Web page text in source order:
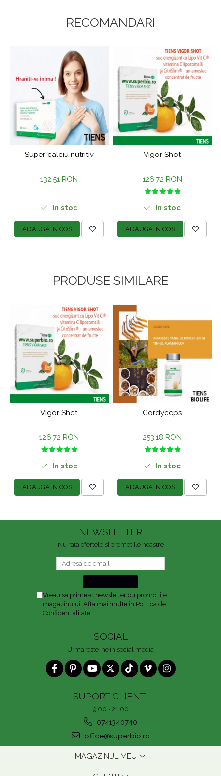
RECOMANDARI
Super calciu nutritiv
132,51 RON
In stoc
ADAUGA IN COS
Vigor Shot
126,72 RON
In stoc
ADAUGA IN COS
PRODUSE SIMILARE
Vigor Shot
126,72 RON
In stoc
ADAUGA IN COS
Cordyceps
253,18 RON
In stoc
ADAUGA IN COS
NEWSLETTER
Nu rata ofertele si promotiile noastre
Vreau sa primesc newsletter cu promotiile
magazinului. Afla mai multe in Politica de
Confidentialitate
SOCIAL
Urmareste-ne in social media
SUPORT CLIENTI
9:00 - 21:00
0741340740
office@superbio.ro
MAGAZINUL MEU